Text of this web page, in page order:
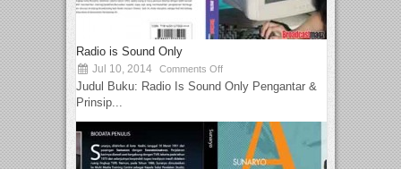
Radio is Sound Only
Jul 10, 2014 Comments Off
Judul Buku: Radio Is Sound Only Pengantar &
Prinsip...